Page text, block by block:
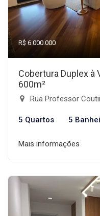
R$ 6.000.000
Cobertura Duplex à
600m²
Rua Professor Coutinho
5 Quartos 5
Mais informações